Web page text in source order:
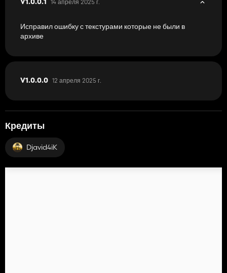
V1.0.0.1 14 апреля 2025 г.
Исправил ошибку с текстурами которые не были в
архиве
V1.0.0.0 12 апреля 2025 г.
Кредиты
Djavid4iK